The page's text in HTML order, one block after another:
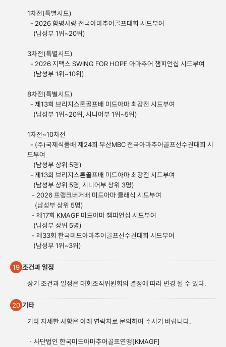
1차전(특별시드)
- 2026 함평사랑 전국아마추어골프대회 시드부여
(남성부 1위~20위)
3차전(특별시드)
- 2026 지맥스 SWING FOR HOPE 아마추어 챔피언십 시드부여
(남성부 1위~10위)
8차전(특별시드)
- 제13회 브리지스톤골프배 미드아마 최강전 시드부여
(남성부 1위~20위, 시니어부 1위~5위)
1차전~10차전
- (주)국제식품배 제24회 부산MBC 전국아마추어골프선수권대회 시
드부여
(남성부 상위 5명)
- 제13회 브리지스톤골프배 미드아마 최강전 시드부여
(남성부 상위 5명, 시니어부 상위 3명)
- 2026 프랭크버거배 미드아마 클래식 시드부여
(남성부 상위 5명)
- 제17회 KMAGF 미드아마 챔피언십 시드부여
(남성부 상위 5명)
- 제33회 한국미드아마추어골프선수권대회 시드부여
(남성부 1위~3위)
19 조건과 일정
상기 조건과 일정은 대회조직위원회의 결정에 따라 변경 될 수 있다.
20 기타
기타 자세한 사항은 아래 연락처로 문의하여 주시기 바랍니다.
ㆍ사단법인 한국미드아마추어골프연맹[KMAGF]